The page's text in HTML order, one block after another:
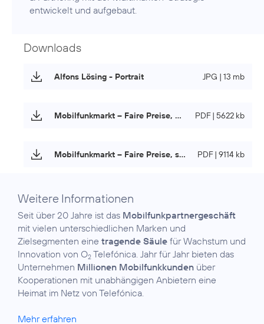
entwickelt und aufgebaut.
Downloads
Alfons Lösing - Portrait JPG | 13 mb
Mobilfunkmarkt – Faire Preise, starke Netze PDF | 5622 kb
Mobilfunkmarkt – Faire Preise, starke Netze (Langfassung) PDF | 9114 kb
Weitere Informationen
Seit über 20 Jahre ist das Mobilfunkpartner­geschäft
mit vielen unterschiedlichen Marken und
Zielsegmenten eine tragende Säule für Wachstum und
Innovation von O2 Telefónica. Jahr für Jahr bieten das
Unternehmen Millionen Mobilfunkkunden über
Kooperationen mit unabhängigen Anbietern eine
Heimat im Netz von Telefónica.
Mehr erfahren